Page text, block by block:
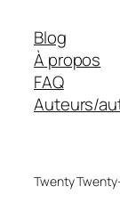
Blog
À propos
FAQ
Auteurs/
Twenty